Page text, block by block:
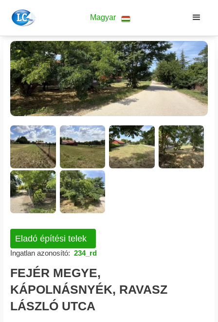
Magyar
Eladó építési telek
Ingatlan azonosító: 234_rd
FEJÉR MEGYE,
KÁPOLNÁSNYÉK, RAVASZ
LÁSZLÓ UTCA